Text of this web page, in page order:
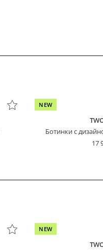
NEW
Ботинки с
17
NEW